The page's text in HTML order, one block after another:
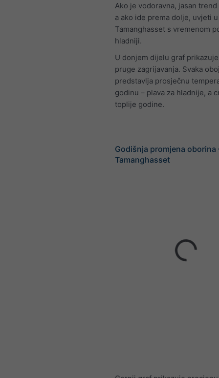
Ako je vodoravna, jasan
a ako ide prema dolje, uvjeti u
Tamanghasset s vremenom
hladniji.
U donjem dijelu graf
pruge zagrijavanja. Svaka
predstavlja prosječnu
godinu – plava za hladnije, a
toplije godine.
Godišnja promjena oborina
Tamanghasset